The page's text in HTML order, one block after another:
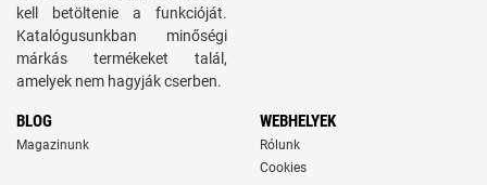
kell betöltenie a funkcióját.
Katalógusunkban minőségi
márkás termékeket talál,
amelyek nem hagyják cserben.
BLOG
Magazinunk
WEBHELYEK
Rólunk
Cookies